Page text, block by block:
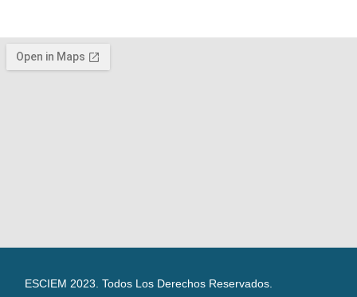
ESCIEM 2023. Todos Los Derechos Reservados.